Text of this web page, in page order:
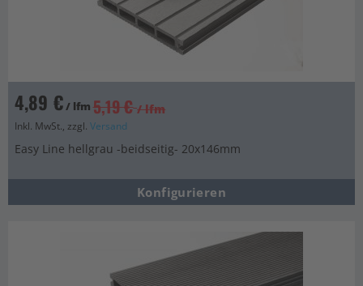
4,89 €/ lfm 5,19 € / lfm
Inkl. MwSt., zzgl. Versand
Easy Line hellgrau -beidseitig- 20x146mm
Konfigurieren